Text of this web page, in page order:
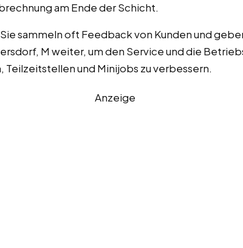
am Ende der Schicht.
Sie sammeln oft Feedback von Kunden und
M weiter, um den Service und die
und Minijobs zu verbessern.
Anzeige